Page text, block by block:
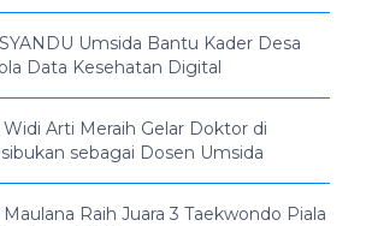
Umsida Bantu Kader Desa
Data Kesehatan Digital
Widi Arti Meraih Gelar Doktor di
sebagai Dosen Umsida
Raih Juara 3 Taekwondo Piala